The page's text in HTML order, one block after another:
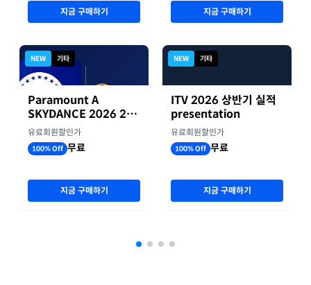
지금 구매하기
NEW 기타
Paramount A
SKYDANCE 2026 2분
기 실적
유료회원할인가
100% Off 무료
지금 구매하기
지금 구매하기
NEW 기타
ITV 2026 상반기 실적
presentation
유료회원할인가
100% Off 무료
지금 구매하기